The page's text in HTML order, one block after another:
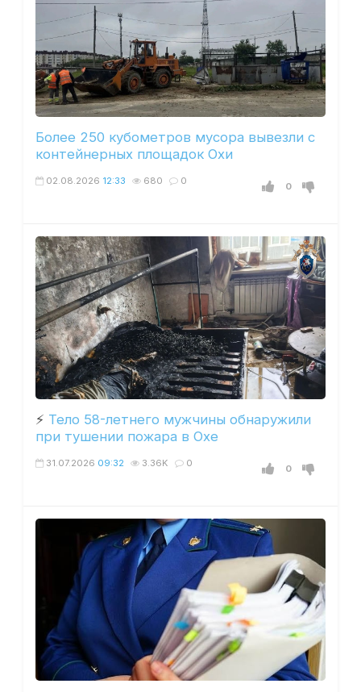
Более 250 кубометров мусора вывезли с
контейнерных площадок Охи
0
02.08.2026 12:33 680 0
⚡️ Тело 58-летнего мужчины обнаружили
при тушении пожара в Охе
0
31.07.2026 09:32 3.36K 0